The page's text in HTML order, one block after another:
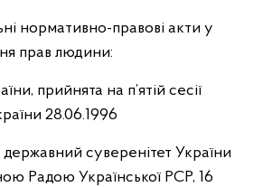
нормативно-правові акти у
прав людини:
прийнята на п’ятій сесії
28.06.1996
суверенітет України
Радою Української РСР, 16